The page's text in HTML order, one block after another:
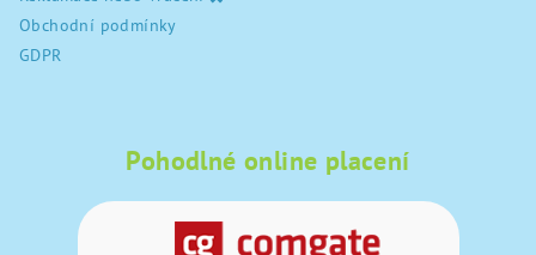
Obchodní podmínky
GDPR
Pohodlné online placení